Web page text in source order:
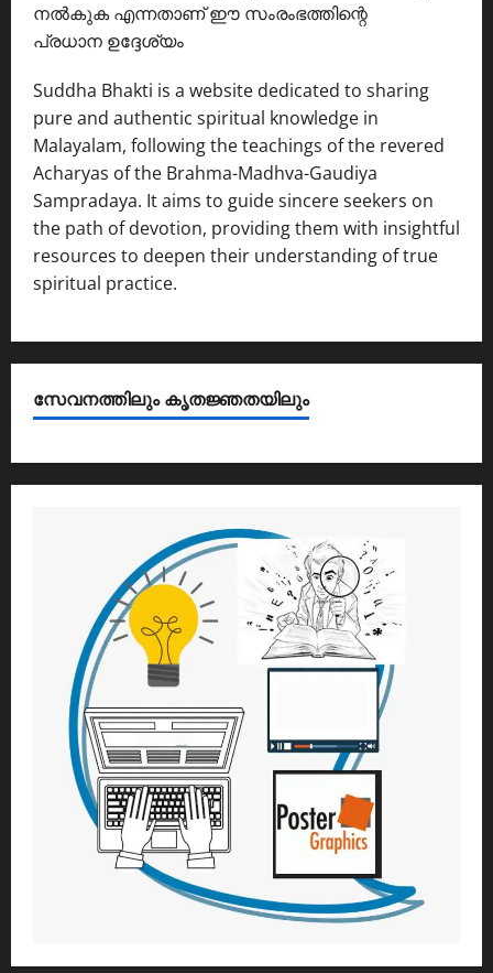
നൽകുക എന്നതാണ് ഈ സംരംഭത്തിന്റെ
പ്രധാന ഉദ്ദേശ്യം
Suddha Bhakti is a website dedicated to sharing
pure and authentic spiritual knowledge in
Malayalam, following the teachings of the revered
Acharyas of the Brahma-Madhva-Gaudiya
Sampradaya. It aims to guide sincere seekers on
the path of devotion, providing them with insightful
resources to deepen their understanding of true
spiritual practice.
സേവനത്തിലും കൃതജ്ഞതയിലും